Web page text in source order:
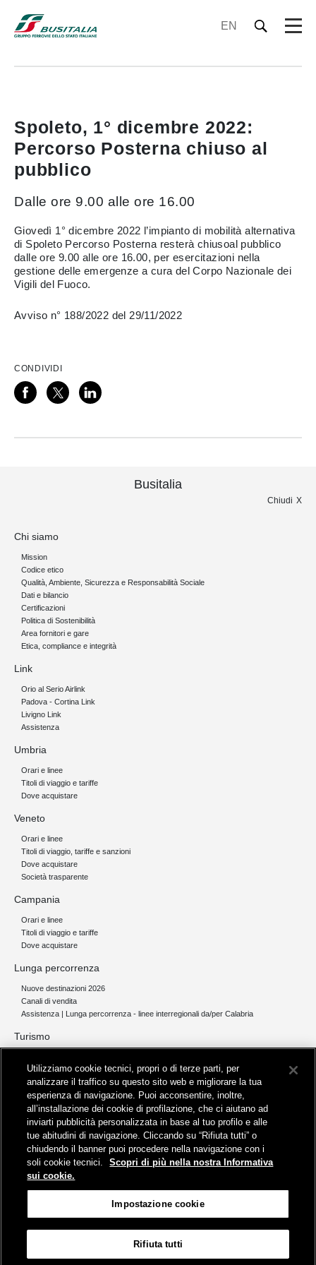
EN
Spoleto, 1° dicembre 2022:
Percorso Posterna chiuso al
pubblico
Dalle ore 9.00 alle ore 16.00
Giovedì 1° dicembre 2022 l’impianto di mobilità alternativa
di Spoleto Percorso Posterna resterà chiusoal pubblico
dalle ore 9.00 alle ore 16.00, per esercitazioni nella
gestione delle emergenze a cura del Corpo Nazionale dei
Vigili del Fuoco.
Avviso n° 188/2022 del 29/11/2022
CONDIVIDI
Busitalia
Chiudi
Chi siamo
Mission
Codice etico
Qualità, Ambiente, Sicurezza e Responsabilità Sociale
Dati e bilancio
Certificazioni
Politica di Sostenibilità
Area fornitori e gare
Etica, compliance e integrità
Link
Orio al Serio Airlink
Padova - Cortina Link
Livigno Link
Assistenza
Umbria
Orari e linee
Titoli di viaggio e tariffe
Dove acquistare
Veneto
Orari e linee
Titoli di viaggio, tariffe e sanzioni
Dove acquistare
Società trasparente
Campania
Orari e linee
Titoli di viaggio e tariffe
Dove acquistare
Lunga percorrenza
Nuove destinazioni 2026
Canali di vendita
Assistenza | Lunga percorrenza - linee interregionali da/per Calabria
Turismo
Servizi per aeroporti
Servizi di noleggio con conducente
Servizio di navigazione sul Lago Trasimeno
News e comunicati stampa
Comunicati stampa
Busitalia – Sita Nord
, Gruppo FS Italiane, è attiva nei servizi di
trasporto locale in Italia ed all'estero, che gestisce direttamente o
attraverso società controllate.
Viale Fratelli Rosselli, 80 - 50123 Firenze
Utilizziamo cookie tecnici, propri o di terze parti, per
analizzare il traffico su questo sito web e migliorare la tua
esperienza di navigazione. Puoi acconsentire, inoltre,
all’installazione dei cookie di profilazione, che ci aiutano ad
inviarti pubblicità personalizzata in base al tuo profilo e alle
tue abitudini di navigazione. Cliccando su “Rifiuta tutti” o
chiudendo il banner puoi procedere nella navigazione con i
soli cookie tecnici.
Scopri di più nella nostra Informativa
sui cookie.
Impostazione cookie
Rifiuta tutti